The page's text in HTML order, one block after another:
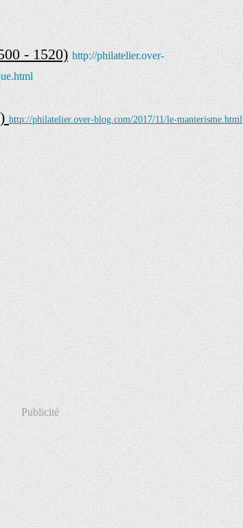
- 1520) http://philatelier.over-
http://philatelier.over-blog.com/2017/11/le-manierisme.html
Publicité